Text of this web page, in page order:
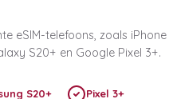
eSIM-telefoons, zoals iPhone
S20+ en Google Pixel 3+.
S20+ Pixel 3+